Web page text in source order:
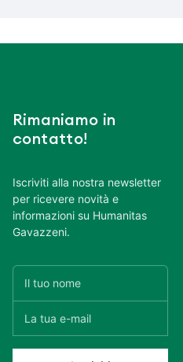
Rimaniamo in
contatto!
Iscriviti alla nostra newsletter
per ricevere novità e
informazioni su Humanitas
Gavazzeni.